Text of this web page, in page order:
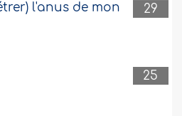
29
l'anus de mon
25